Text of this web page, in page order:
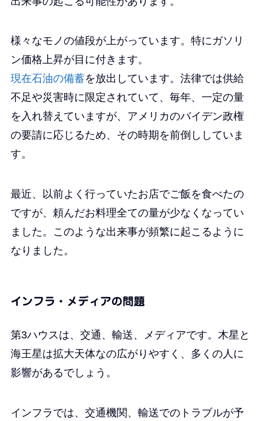
様々なモノの値段が上がっています。特にガソリ
ン価格上昇が目に付きます。
現在石油の備蓄を放出しています。法律では供給
不足や災害時に限定されていて、毎年、一定の量
を入れ替えていますが、アメリカのバイデン政権
の要請に応じるため、その時期を前倒ししていま
す。
最近、以前よく行っていたお店でご飯を食べたの
ですが、頼んだお料理全ての量が少なくなってい
ました。このような出来事が頻繁に起こるように
なりました。
インフラ・メディアの問題
第3ハウスは、交通、輸送、メディアです。木星と
海王星は拡大天体なの広がりやすく、多くの人に
影響があるでしょう。
インフラでは、交通機関、 輸送でのトラブルが予